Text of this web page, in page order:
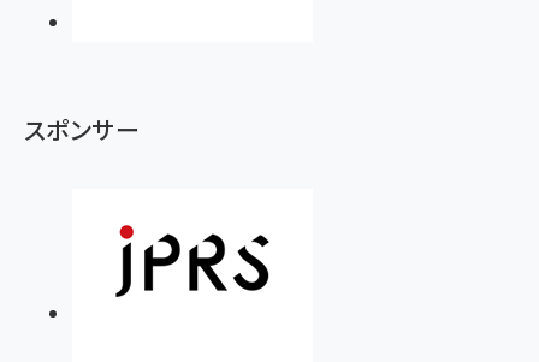
スポンサー